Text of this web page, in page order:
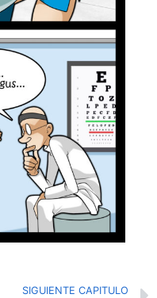
SIGUIENTE CAPITULO